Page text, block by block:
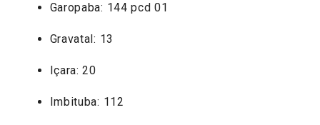
Garopaba: 144 pcd 01
Gravatal: 13
Içara: 20
Imbituba: 112